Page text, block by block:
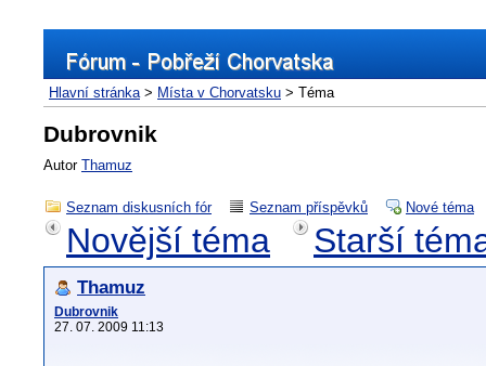
Hlavní stránka> Místa v Chorvatsku > Téma
Dubrovnik
Autor Thamuz
Seznam diskusních fór Seznam příspěvků Nové téma
Novější téma Starší
Thamuz
Dubrovnik
27. 07. 2009 11:13